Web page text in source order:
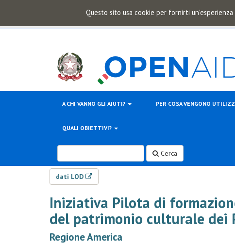
Questo sito usa cookie per fornirti
A CHI VANNO GLI AIUTI? PER COSA VENGONO
QUALI OBIETTIVI?
Cerca
dati LOD
Iniziativa Pilota di
del patrimonio culturale dei
Regione America